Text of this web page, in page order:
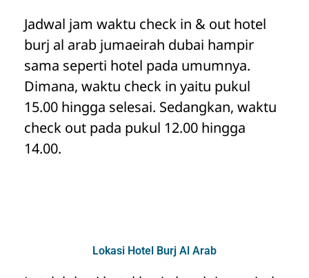
Jadwal jam waktu check in & out hotel
burj al arab jumaeirah dubai hampir
sama seperti hotel pada umumnya.
Dimana, waktu check in yaitu pukul
15.00 hingga selesai. Sedangkan, waktu
check out pada pukul 12.00 hingga
14.00.
Lokasi Hotel Burj Al Arab